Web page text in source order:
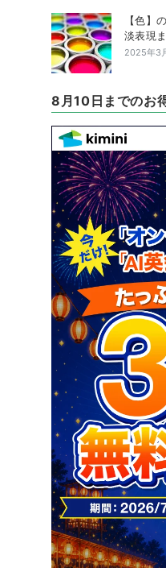
【色】
淡表現
2025年3
8月10日までのお